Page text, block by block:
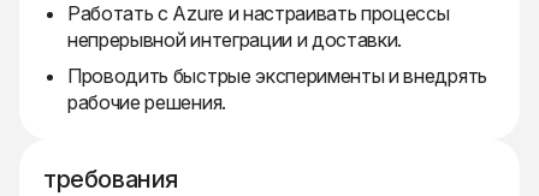
Работать с Azure и настраивать процессы
непрерывной интеграции и доставки.
Проводить быстрые эксперименты и внедрять
рабочие решения.
требования